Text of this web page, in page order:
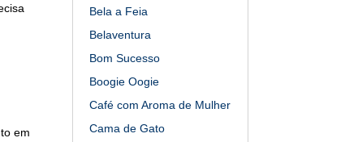
em
Bela a Feia
Belaventura
Bom Sucesso
Boogie Oogie
Café com Aroma de Mulher
Cama de Gato